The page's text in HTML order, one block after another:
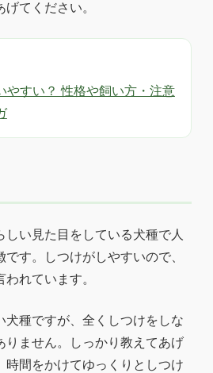
てください。
やすい？ 性格や飼い方・注意
い見た目をしている犬種で人
す。しつけがしやすいので、
われています。
犬種ですが、全くしつけをしな
りません。しっかり教えてあげ
時間をかけてゆっくりとしつけ